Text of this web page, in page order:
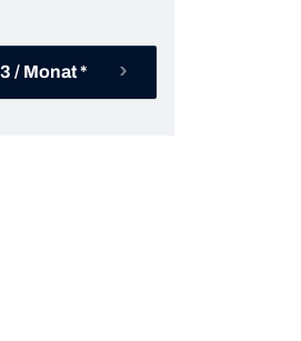
CHF 183 / Monat *